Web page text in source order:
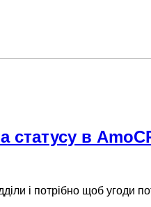
статусу в
і потрібно щоб угоди